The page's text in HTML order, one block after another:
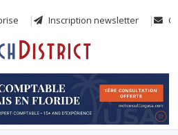
Inscription newsletter